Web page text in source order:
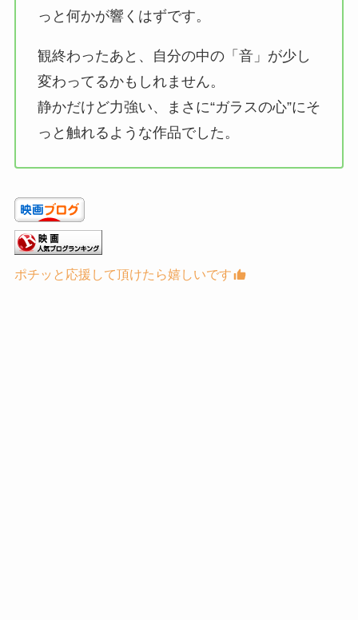
っと何かが響くはずです。
観終わったあと、自分の中の「音」が少し
変わってるかもしれません。
静かだけど力強い、まさに“ガラスの心”にそ
っと触れるような作品でした。
ポチッと応援して頂けたら嬉しいです